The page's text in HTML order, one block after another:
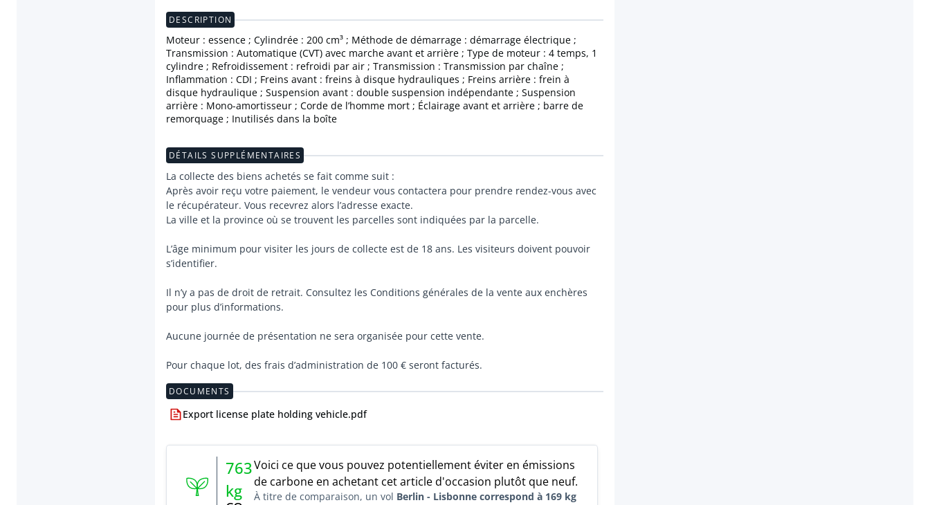
DESCRIPTION
Moteur : essence ; Cylindrée : 200 cm³ ; Méthode de démarrage : démarrage électrique ;
Transmission : Automatique (CVT) avec marche avant et arrière ; Type de moteur : 4 temps, 1
cylindre ; Refroidissement : refroidi par air ; Transmission : Transmission par chaîne ;
Inflammation : CDI ; Freins avant : freins à disque hydrauliques ; Freins arrière : frein à
disque hydraulique ; Suspension avant : double suspension indépendante ; Suspension
arrière : Mono-amortisseur ; Corde de l’homme mort ; Éclairage avant et arrière ; barre de
remorquage ; Inutilisés dans la boîte
DÉTAILS SUPPLÉMENTAIRES
La collecte des biens achetés se fait comme suit :
Après avoir reçu votre paiement, le vendeur vous contactera pour prendre rendez-vous avec
le récupérateur. Vous recevrez alors l’adresse exacte.
La ville et la province où se trouvent les parcelles sont indiquées par la parcelle.
L’âge minimum pour visiter les jours de collecte est de 18 ans. Les visiteurs doivent pouvoir
s’identifier.
Il n’y a pas de droit de retrait. Consultez les Conditions générales de la vente aux enchères
pour plus d’informations.
Aucune journée de présentation ne sera organisée pour cette vente.
Pour chaque lot, des frais d’administration de 100 € seront facturés.
DOCUMENTS
Export license plate holding vehicle.pdf
763
kg
Voici ce que vous pouvez potentiellement éviter en émissions
de carbone en achetant cet article d'occasion plutôt que neuf.
À titre de comparaison, un vol Berlin - Lisbonne correspond à 169 kg